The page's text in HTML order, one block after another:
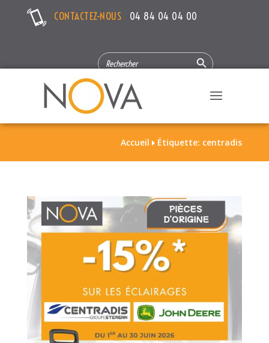
CONTACTEZ-NOUS 04 84 04 04 00
SEARCH
FOR:
Search Button
Accueil  Étiquette: centradis